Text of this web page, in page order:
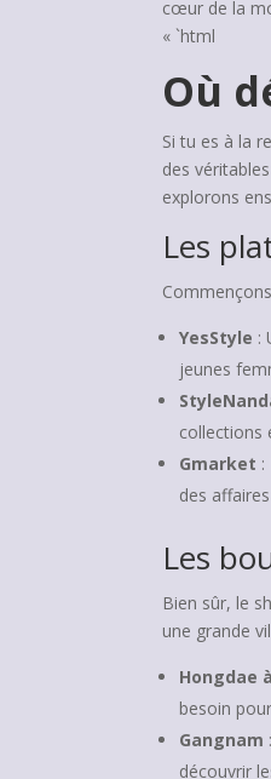
cœur de la
« `html
Où
Si tu es à la
des
explorons
Les
YesStyle :
jeunes
collections
Gmarket :
des
Les
Bien sûr, le
une grande
Hongdae
besoin
Gangnam
découvrir